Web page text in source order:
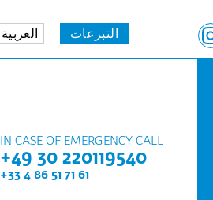
التبرعات العربية
IN CASE OF EMERGENCY CALL
+49 30 220119540
+33 4 86 51 71 61